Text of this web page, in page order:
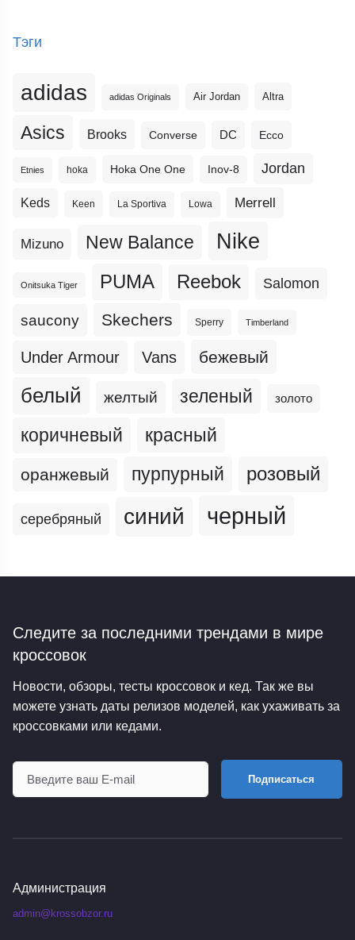
Тэги
adidas adidas Originals Air Jordan Altra
Asics Brooks Converse DC Ecco
Etnies hoka Hoka One One Inov-8 Jordan
Keds Keen La Sportiva Lowa Merrell
Mizuno New Balance Nike
Onitsuka Tiger PUMA Reebok Salomon
saucony Skechers Sperry Timberland
Under Armour Vans бежевый
белый желтый зеленый золото
коричневый красный
оранжевый пурпурный розовый
серебряный синий черный
Следите за последними трендами в мире
кроссовок
Новости, обзоры, тесты кроссовок и кед. Так же вы
можете узнать даты релизов моделей, как ухаживать за
кроссовками или кедами.
Подписаться
Администрация
admin@krossobzor.ru